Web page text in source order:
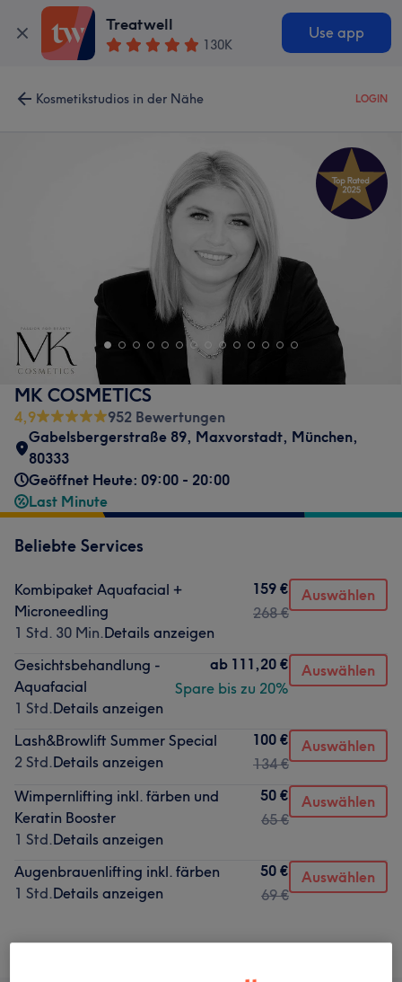
Treatwell
130K
Use app
Kosmetikstudios in der Nähe LOGIN
MK COSMETICS
4,9
952 Bewertungen
Gabelsbergerstraße 89, Maxvorstadt, München,
80333
Geöffnet Heute: 09:00 - 20:00
Last Minute
Beliebte Services
Kombipaket Aquafacial +
Microneedling
1 Std. 30 Min.Details anzeigen
159 €
268 €
Auswählen
Gesichtsbehandlung -
Aquafacial
1 Std.Details anzeigen
ab 111,20 €
Spare bis zu 20%
Auswählen
Lash&Browlift Summer Special
2 Std.Details anzeigen
100 €
134 €
Auswählen
Wimpernlifting inkl. färben und
Keratin Booster
1 Std.Details anzeigen
50 €
65 €
Auswählen
Augenbrauenlifting inkl. färben
1 Std.Details anzeigen
50 €
69 €
Auswählen
Alle Services